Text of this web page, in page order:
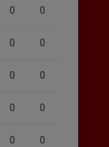
0 0
0 0
0 0
0 0
0 0